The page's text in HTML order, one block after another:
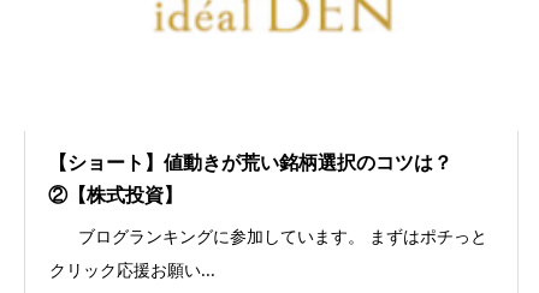
【ショート】値動きが荒い銘柄選択のコツは？
②【株式投資】
ブログランキングに参加しています。 まずはポチっと
クリック応援お願い...